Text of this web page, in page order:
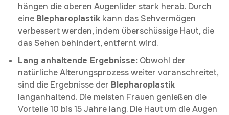
hängen die oberen Augenlider stark herab. Durch
eine Blepharoplastik kann das Sehvermögen
verbessert werden, indem überschüssige Haut, die
das Sehen behindert, entfernt wird.
Lang anhaltende Ergebnisse: Obwohl der
natürliche Alterungsprozess weiter voranschreitet,
sind die Ergebnisse der Blepharoplastik
langanhaltend. Die meisten Frauen genießen die
Vorteile 10 bis 15 Jahre lang. Die Haut um die Augen